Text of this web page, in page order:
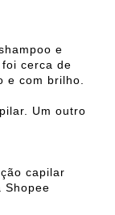
e
cerca de
e com brilho.
Um outro
capilar
Shopee